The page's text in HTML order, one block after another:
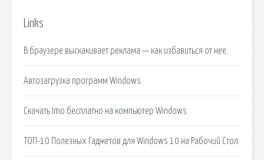
Links
В браузере выскакивает реклама — как избавиться от нее.
Автозагрузка программ Windows.
Скачать Imo бесплатно на компьютер Windows
ТОП-10 Полезных Гаджетов для Windows 10 на Рабочий Стол.